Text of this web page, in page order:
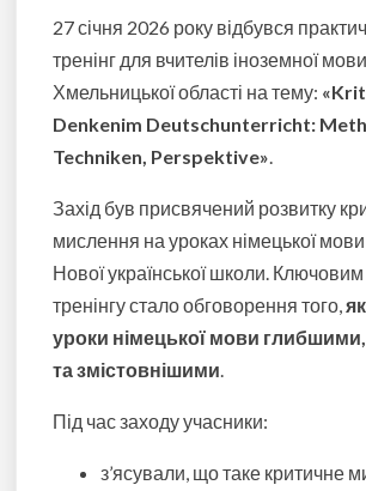
27 січня 2026 року відбувся
тренінг для вчителів іноземної мови
Хмельницької області на тему:
Denkenim Deutschunterricht:
Techniken, Perspektive»
Захід був присвячений розвитку
мислення на уроках німецької
Нової української школи.
тренінгу стало обговорення того,
уроки німецької мови
та змістовнішими
Під час заходу учасники:
з’ясували, що таке критичне